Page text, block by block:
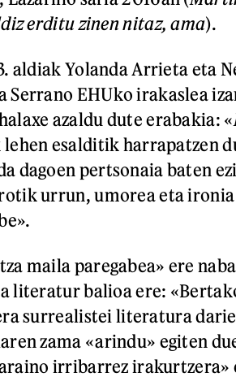
erditu zinen nitaz, ama).
aldiak Yolanda Arrieta eta
Serrano EHUko irakaslea
azaldu dute erabakia: «
esalditik harrapatzen
dagoen pertsonaia baten
urrun, umorea eta
maila paregabea» ere
literatur balioa ere:
surrealistei literatura
zama «arindu» egiten
irribarrez irakurtzera»